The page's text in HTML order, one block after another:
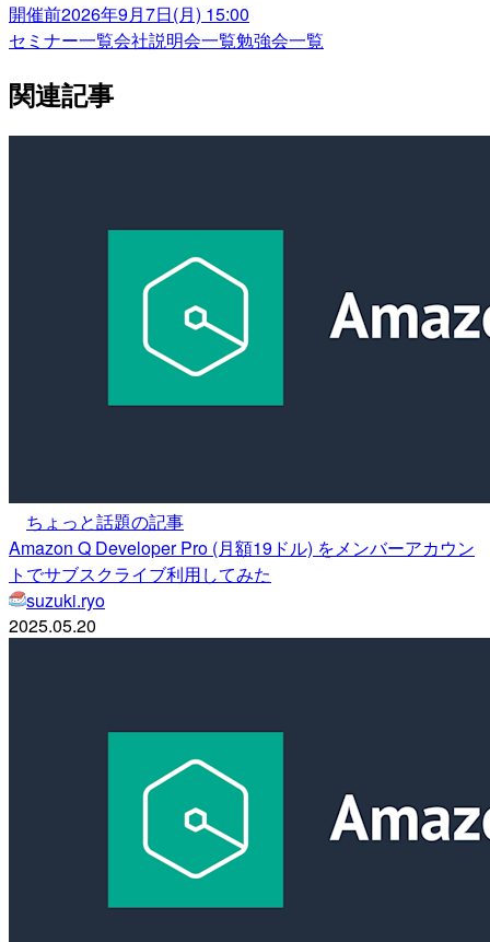
開催前2026年9月7日(月) 15:00
セミナー一覧会社説明会一覧勉強会一覧
関連記事
ちょっと話題の記事
Amazon Q Developer Pro (月額19ドル) をメンバーアカウン
トでサブスクライブ利用してみた
suzuki.ryo
2025.05.20